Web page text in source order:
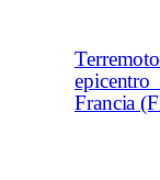
Francia